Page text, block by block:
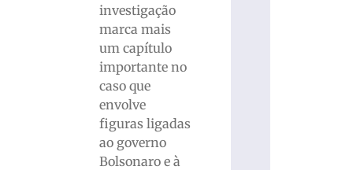
investigação
marca mais
um capítulo
importante no
caso que
envolve
figuras ligadas
ao governo
Bolsonaro e à